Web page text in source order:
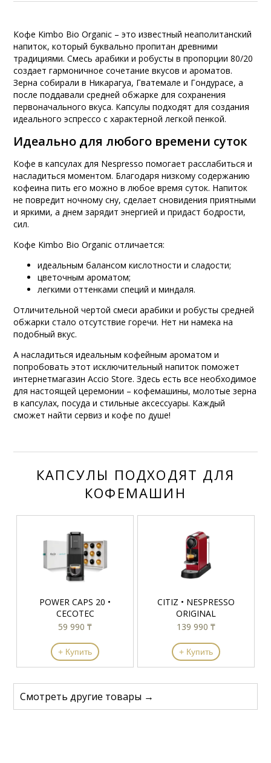
Кофе Kimbo Bio Organic – это известный неаполитанский
напиток, который буквально пропитан древними
традициями. Смесь арабики и робусты в пропорции 80/20
создает гармоничное сочетание вкусов и ароматов.
Зерна собирали в Никарагуа, Гватемале и Гондурасе, а
после поддавали средней обжарке для сохранения
первоначального вкуса. Капсулы подходят для создания
идеального эспрессо с характерной легкой пенкой.
Идеально для любого времени суток
Кофе в капсулах для Nespresso помогает расслабиться и
насладиться моментом. Благодаря низкому содержанию
кофеина пить его можно в любое время суток. Напиток
не повредит ночному сну, сделает сновидения приятными
и яркими, а днем зарядит энергией и придаст бодрости,
сил.
Кофе Kimbo Bio Organic отличается:
идеальным балансом кислотности и сладости;
цветочным ароматом;
легкими оттенками специй и миндаля.
Отличительной чертой смеси арабики и робусты средней
обжарки стало отсутствие горечи. Нет ни намека на
подобный вкус.
А насладиться идеальным кофейным ароматом и
попробовать этот исключительный напиток поможет
интернетмагазин Accio Store. Здесь есть все необходимое
для настоящей церемонии – кофемашины, молотые зерна
в капсулах, посуда и стильные аксессуары. Каждый
сможет найти сервиз и кофе по душе!
КАПСУЛЫ ПОДХОДЯТ ДЛЯ
КОФЕМАШИН
POWER CAPS 20 •
CECOTEC
59 990 ₸
+ Купить
CITIZ • NESPRESSO
ORIGINAL
139 990 ₸
+ Купить
Смотреть другие товары →